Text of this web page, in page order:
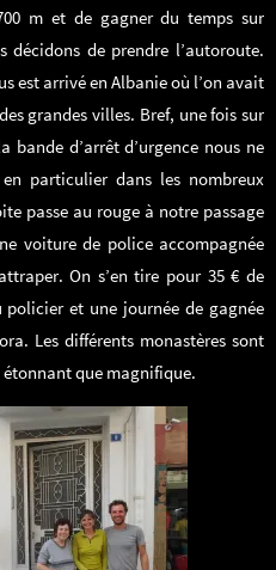
m et de gagner du temps sur
décidons de prendre l’autoroute.
est arrivé en Albanie où l’on avait
grandes villes. Bref, une fois sur
bande d’arrêt d’urgence nous ne
particulier dans les nombreux
passe au rouge à notre passage
voiture de police accompagnée
On s’en tire pour 35 € de
et une journée de gagnée
Les différents monastères sont
étonnant que magnifique.